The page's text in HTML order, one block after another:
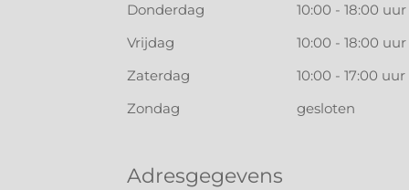
Donderdag
10:00 - 18:00 uur
Vrijdag
10:00 - 18:00 uur
Zaterdag
10:00 - 17:00 uur
Zondag
gesloten
Adresgegevens